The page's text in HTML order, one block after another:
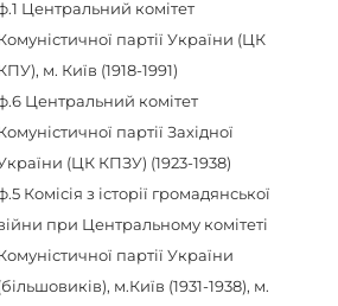
Центральний комітет
партії України (ЦК
м. Київ (1918-1991)
Центральний комітет
партії Західної
(ЦК КПЗУ) (1923-1938)
Комісія з історії громадянської
при Центральному комітеті
партії України
м.Київ (1931-1938), м.